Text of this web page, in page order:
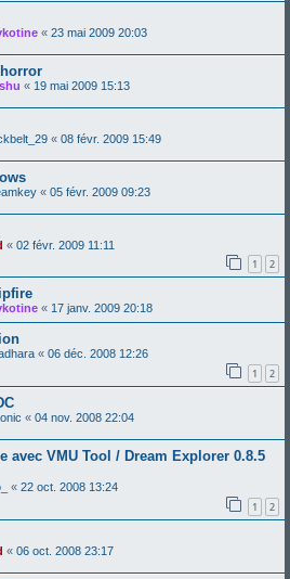
« 23 mai 2009 20:03
« 19 mai 2009 15:13
« 08 févr. 2009 15:49
« 05 févr. 2009 09:23
« 02 févr. 2009 11:11
1 2
« 17 janv. 2009 20:18
« 06 déc. 2008 12:26
1 2
« 04 nov. 2008 22:04
avec VMU Tool / Dream Explorer 0.8.5
« 22 oct. 2008 13:24
1 2
« 06 oct. 2008 23:17